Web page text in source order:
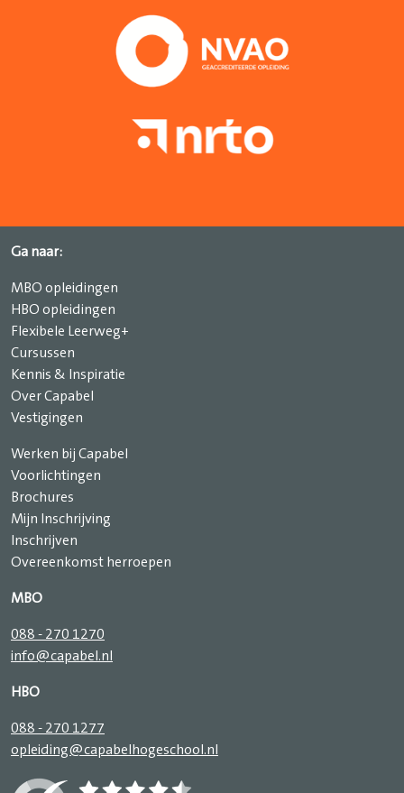
Ga naar:
MBO opleidingen
HBO opleidingen
Flexibele Leerweg+
Cursussen
Kennis & Inspiratie
Over Capabel
Vestigingen
Werken bij Capabel
Voorlichtingen
Brochures
Mijn Inschrijving
Inschrijven
Overeenkomst herroepen
MBO
088 - 270 1270
info@capabel.nl
HBO
088 - 270 1277
opleiding@capabelhogeschool.nl